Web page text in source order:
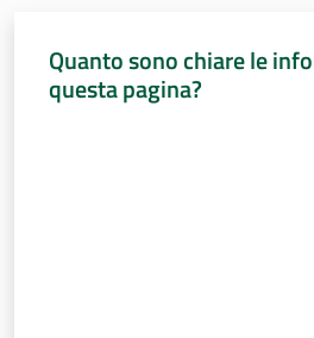
Quanto sono chiare le
questa pagina?